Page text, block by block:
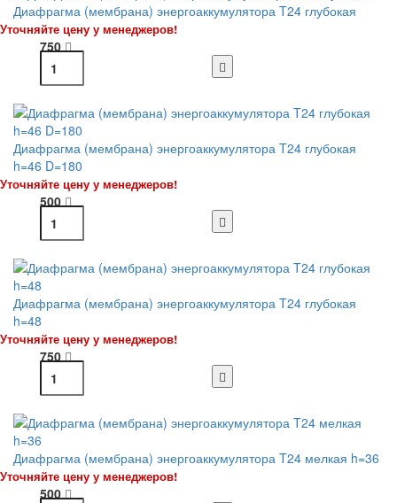
Диафрагма (мембрана) энергоаккумулятора T24 глубокая
Уточняйте цену у менеджеров!
750
Диафрагма (мембрана) энергоаккумулятора T24 глубокая
h=46 D=180
Уточняйте цену у менеджеров!
500
Диафрагма (мембрана) энергоаккумулятора T24 глубокая
h=48
Уточняйте цену у менеджеров!
750
Диафрагма (мембрана) энергоаккумулятора T24 мелкая h=36
Уточняйте цену у менеджеров!
500